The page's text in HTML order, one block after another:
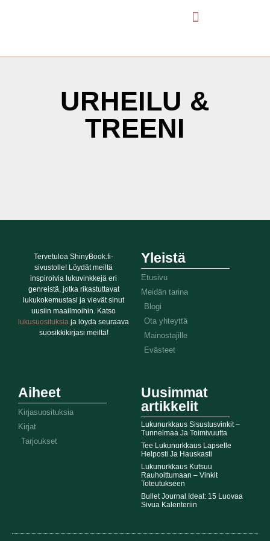
URHEILU &
TREENI
Tervetuloa ShinyBook.fi-
sivustolle! Löydät meiltä
inspiroivia lukuvinkkejä eri
genreistä, jotka rikastuttavat
lukukokemustasi ja vievät sinut
uusiin maailmoihin. Katso
lukusuosituksia ja löydä seuraava
suosikkikirjasi meiltä!
Yleistä
Etusivu
Meidän tarina
Blogi
Ota yhteyttä
Mainostajille
Evästeet
Aiheet
Kirjasuosituksia
Kirjat
Tarjoukset
Uusimmat
artikkelit
Lukunurkkaus Sisustusvinkit –
Tunnelmaa Ja Toimivuutta
Tee Lukunurkkaus Lapselle
Helposti Ja Hauskasti
Lukunurkkaus Kutsuu
Rauhoittumaan – Vinkit
Toteutukseen
Bullet Journal Ideat: 15 Luovaa
Sivua Kalenteriin